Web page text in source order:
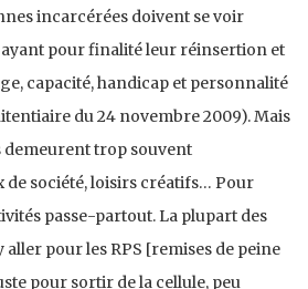
incarcérées doivent se voir
pour finalité leur réinsertion et
capacité, handicap et personnalité
du 24 novembre 2009). Mais
demeurent trop souvent
de société, loisirs créatifs… Pour
passe-partout. La plupart des
pour les RPS [remises de peine
pour sortir de la cellule, peu